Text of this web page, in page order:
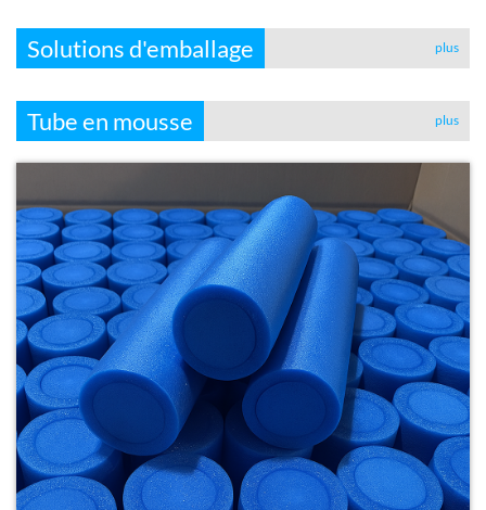
Solutions d'emballage plus
Tube en mousse plus